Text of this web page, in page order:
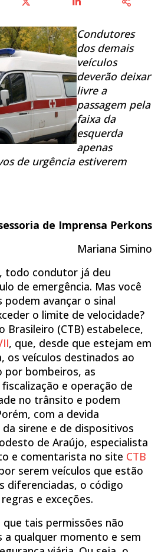
Condutores
dos demais
veículos
deverão deixar
livre a
passagem pela
faixa da
esquerda
apenas
de urgência estiverem
de Imprensa Perkons
Mariana Simino
todo condutor já deu
de emergência. Mas você
podem avançar o sinal
o limite de velocidade?
Brasileiro (CTB) estabelece,
, que, desde que estejam em
os veículos destinados ao
por bombeiros, as
e operação de
no trânsito e podem
com a devida
sirene e de dispositivos
de Araújo, especialista
e comentarista no site CTB
serem veículos que estão
diferenciadas, o código
e exceções.
tais permissões não
a qualquer momento e sem